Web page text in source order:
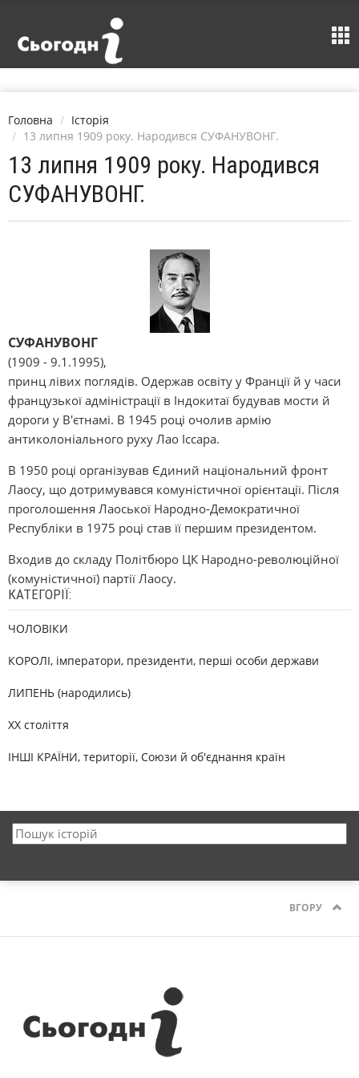
Головна
Історія
13 липня 1909 року. Народився СУФАНУВОНГ.
13 липня 1909 року. Народився
СУФАНУВОНГ.
СУФАНУВОНГ
(1909 - 9.1.1995),
принц лівих поглядів. Одержав освіту у Франції й у часи
французької адміністрації в Індокитаї будував мости й
дороги у В'єтнамі. В 1945 році очолив армію
антиколоніального руху Лао Іссара.
В 1950 році організував Єдиний національний фронт
Лаосу, що дотримувався комуністичної орієнтації. Після
проголошення Лаоської Народно-Демократичної
Республіки в 1975 році став її першим президентом.
Входив до складу Політбюро ЦК Народно-революційної
(комуністичної) партії Лаосу.
КАТЕГОРІЇ:
ЧОЛОВІКИ
КОРОЛІ, імператори, президенти, перші особи держави
ЛИПЕНЬ (народились)
XX століття
ІНШІ КРАЇНИ, території, Союзи й об'єднання країн
ВГОРУ